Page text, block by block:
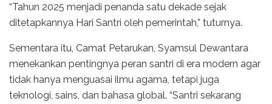
“Tahun 2025 menjadi penanda satu dekade sejak
ditetapkannya Hari Santri oleh pemerintah,” tuturnya.
Sementara itu, Camat Petarukan, Syamsul Dewantara
menekankan pentingnya peran santri di era modern agar
tidak hanya menguasai ilmu agama, tetapi juga
teknologi, sains, dan bahasa global. “Santri sekarang